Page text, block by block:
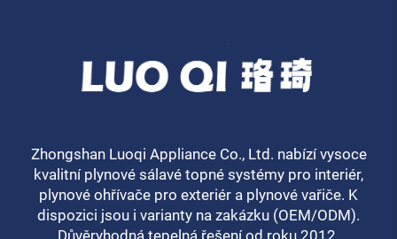
Zhongshan Luoqi Appliance Co., Ltd. nabízí vysoce
kvalitní plynové sálavé topné systémy pro interiér,
plynové ohřívače pro exteriér a plynové vařiče. K
dispozici jsou i varianty na zakázku (OEM/ODM).